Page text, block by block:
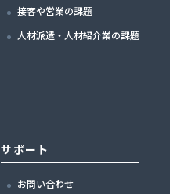
接客や営業の課題
人材派遣・人材紹介業の課題
サポート
お問い合わせ